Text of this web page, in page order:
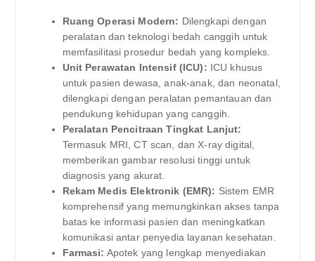
Ruang Operasi Modern: Dilengkapi dengan
peralatan dan teknologi bedah canggih untuk
memfasilitasi prosedur bedah yang kompleks.
Unit Perawatan Intensif (ICU): ICU khusus
untuk pasien dewasa, anak-anak, dan neonatal,
dilengkapi dengan peralatan pemantauan dan
pendukung kehidupan yang canggih.
Peralatan Pencitraan Tingkat Lanjut:
Termasuk MRI, CT scan, dan X-ray digital,
memberikan gambar resolusi tinggi untuk
diagnosis yang akurat.
Rekam Medis Elektronik (EMR): Sistem EMR
komprehensif yang memungkinkan akses tanpa
batas ke informasi pasien dan meningkatkan
komunikasi antar penyedia layanan kesehatan.
Farmasi: Apotek yang lengkap menyediakan